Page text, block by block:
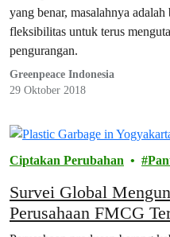
Pengurangan
yang benar, masalahnya
fleksibilitas untuk terus
pengurangan.
Greenpeace Indonesia
29 Oktober 2018
Ciptakan Perubahan
Survei Global
Perusahaan FMCG